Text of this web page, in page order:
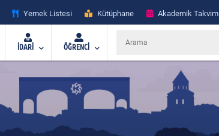
Yemek Listesi Kütüphane Akademik Takvim
İDARİ ÖĞRENCİ